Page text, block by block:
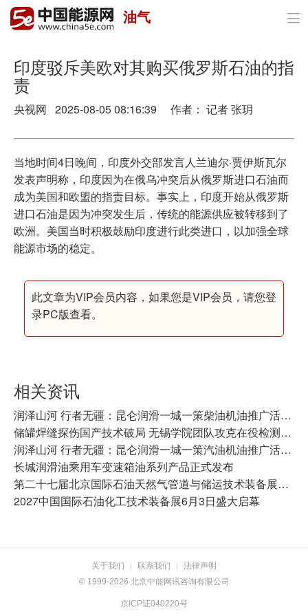
首页
政策与经济
电力
新能源
节能环保
油气 
印度驳斥美欧对其购买俄罗斯石油的指
责
央视网 2025-08-05 08:16:39 作者： 记者 张玥
当地时间4日晚间，印度外交部发言人兰迪尔·贾伊斯瓦尔
发表声明称，印度因为在俄乌冲突后从俄罗斯进口石油而
成为美国和欧盟的指责目标。事实上，印度开始从俄罗斯
进口石油是因为冲突发生后，传统的能源供应被转移到了
欧洲。美国当时积极鼓励印度进行此类进口，以加强全球
能源市场的稳定。
此文章为VIP会员内容，如果您是VIP会员，请您登
录PC版查看。
相关资讯
​润泽山河 行者无疆：昆仑润滑一城一策柴油机油推广活动走进常州
储罐焊缝探伤国产技术破局 无锡学院团队攻克在役检测难题
润泽山河 行者无疆：昆仑润滑一城一策汽油机油推广活动走进哈尔滨
长城润滑油乘用车变速箱油系列产品正式发布
第二十七届北京国际石油天然气管道与储运技术装备展览会招商启幕
2027中国国际石油化工技术装备展6月3日盛大启幕
关于我们 | 联系我们 |
法律声明
© 1999-2026 北京中能网讯咨询有限公司
京ICP证040220号